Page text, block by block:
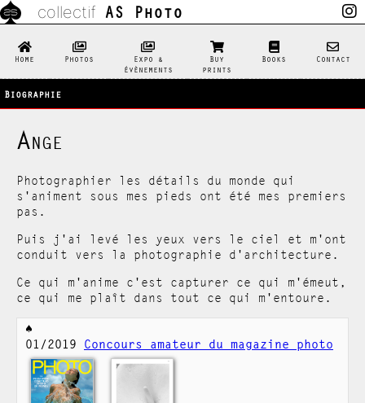
collectif AS Photo
Home Photos
Expo &
évènements
Buy
prints
Books Contact
Biographie
Ange
Photographier les détails du monde qui
s'animent sous mes pieds ont été mes premiers
pas.
Puis j'ai levé les yeux vers le ciel et m'ont
conduit vers la photographie d'architecture.
Ce qui m'anime c'est capturer ce qui m'émeut,
ce qui me plaît dans tout ce qui m'entoure.
01/2019 Concours amateur du magazine photo